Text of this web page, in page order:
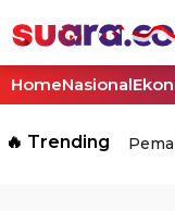
HomeNasional
🔥 Trending